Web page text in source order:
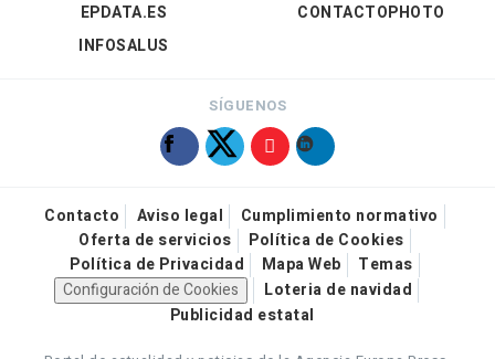
EPDATA.ES
INFOSALUS
CONTACTOPHOTO
SÍGUENOS
Contacto Aviso legal
Cumplimiento normativo
Oferta de servicios
Política de Cookies
Política de Privacidad
Mapa Web
Temas
Configuración de Cookies
Loteria de navidad
Publicidad estatal